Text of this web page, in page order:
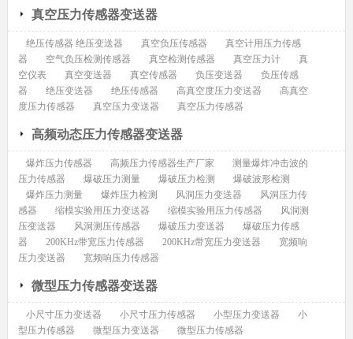
真空压力传感器变送器
绝压传感器 绝压变送器 真空负压传感器
真空计用压力传感
器
空气负压检测传感器 真空检测传感器 真空压力计
真
空仪表
真空变送器 真空传感器 负压变送器
负压传感
器
绝压变送器 绝压传感器 高真空度压力变送器
高真空
度压力传感器
真空压力变送器 真空压力传感器
高频动态压力传感器变送器
爆炸压力传感器 高频压力传感器生产厂家
测量爆炸冲击波的
压力传感器
爆破压力测量 爆破压力检测
爆破波形检测
爆炸压力测量
爆炸压力检测 风洞压力变送器
风洞压力传
感器
缩模实验用压力变送器 缩模实验用压力传感器
风洞测
压变送器
风洞测压传感器 爆破压力变送器
爆破压力传感
器
200KHz带宽压力传感器 200KHz带宽压力变送器
宽频响
压力变送器
宽频响压力传感器
微型压力传感器变送器
小尺寸压力变送器 小尺寸压力传感器 小型压力变送器
小
型压力传感器
微型压力变送器 微型压力传感器